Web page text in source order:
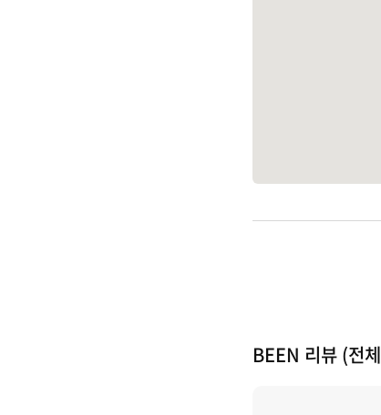
BEEN 리뷰 (전체